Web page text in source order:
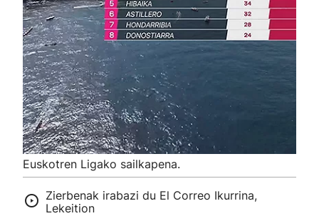
Euskotren Ligako sailkapena.
Zierbenak irabazi du El Correo Ikurrina,
Lekeition